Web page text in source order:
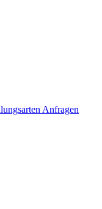
Anfragen